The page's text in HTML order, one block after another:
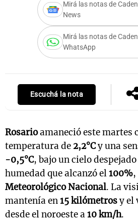
Mirá las notas de
News
Mirá las notas de
WhatsApp
Escuchá la nota
Rosarioamaneció este martes
temperatura de 2,2°Cy una
-0,5°C, bajo un cielo
humedad que alcanzó el100%
Meteorológico Nacional. La
mantenía en15 kilómetrosy el
desde el noroeste a10 km/h.